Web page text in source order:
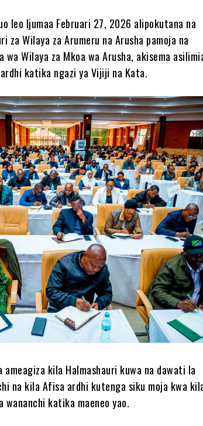
leo Ijumaa Februari 27, 2026 alipokutana na
za Wilaya za Arumeru na Arusha pamoja na
wa Wilaya za Mkoa wa Arusha, akisema
katika ngazi ya Vijiji na Kata.
kila Halmashauri kuwa na dawati la
na kila Afisa ardhi kutenga siku moja kwa
katika maeneo yao.